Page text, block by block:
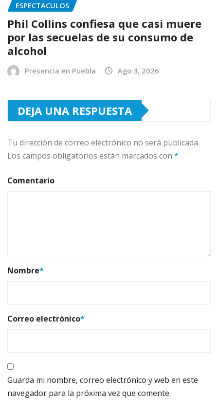
ESPECTACULOS
Phil Collins confiesa que casi muere
por las secuelas de su consumo de
alcohol
Presencia en Puebla Ago 3, 2026
DEJA UNA RESPUESTA
Tu dirección de correo electrónico no será publicada.
Los campos obligatorios están marcados con *
Comentario
Nombre*
Correo electrónico*
Guarda mi nombre, correo electrónico y web en este
navegador para la próxima vez que comente.